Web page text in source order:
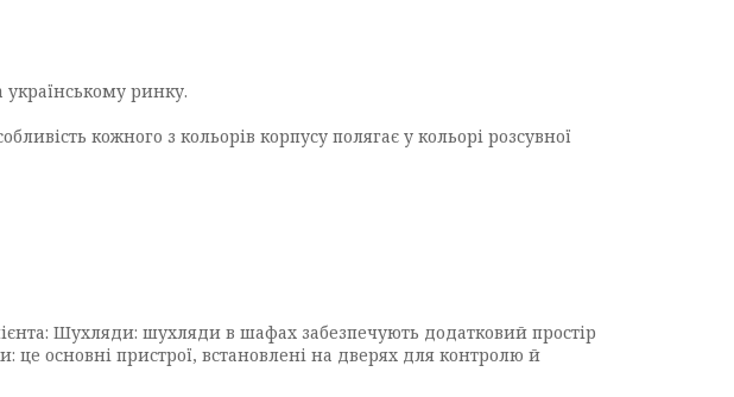
ринку.
кожного з кольорів корпусу полягає у кольорі розсувної
Шухляди: шухляди в шафах забезпечують додатковий простір
це основні пристрої, встановлені на дверях для контролю й